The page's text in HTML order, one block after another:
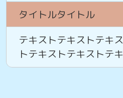
タイトルタイトル
テキストテキストテキ
トテキストテキストテ